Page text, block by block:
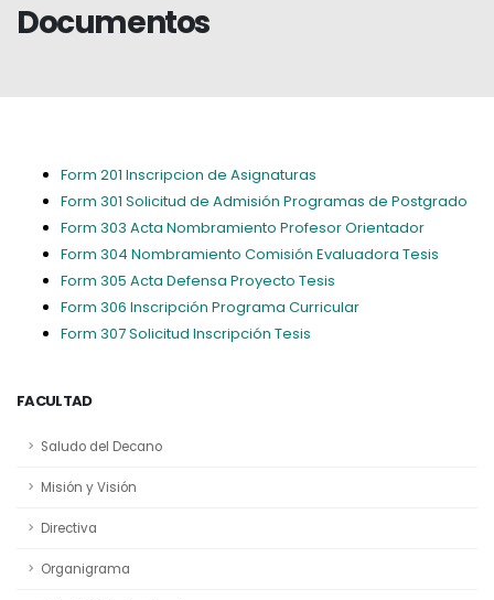
Documentos
Form 201 Inscripcion de Asignaturas
Form 301 Solicitud de Admisión Programas de Postgrado
Form 303 Acta Nombramiento Profesor Orientador
Form 304 Nombramiento Comisión Evaluadora Tesis
Form 305 Acta Defensa Proyecto Tesis
Form 306 Inscripción Programa Curricular
Form 307 Solicitud Inscripción Tesis
FACULTAD
Saludo del Decano
Misión y Visión
Directiva
Organigrama